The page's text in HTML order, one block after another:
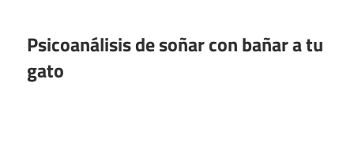
Psicoanálisis de soñar con bañar a tu
gato